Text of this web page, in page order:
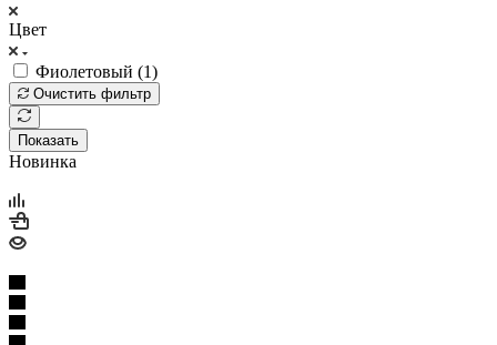
Цвет
Фиолетовый (1)
Очистить фильтр
Показать
Новинка